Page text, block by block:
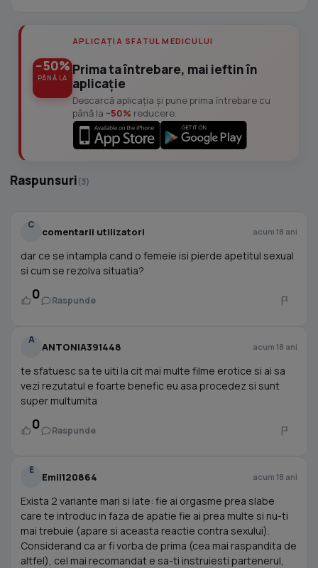
−50%
PÂNĂ LA
APLICAȚIA SFATUL MEDICULUI
Prima ta întrebare, mai ieftin în
aplicație
Descarcă aplicația și pune prima întrebare cu
până la −50% reducere.
Raspunsuri(3)
C
comentarii utilizatori acum 18 ani
dar ce se intampla cand o femeie isi pierde apetitul sexual
si cum se rezolva situatia?
0 Raspunde
A
ANTONIA391448 acum 18 ani
te sfatuesc sa te uiti la cit mai multe filme erotice si ai sa
vezi rezutatul e foarte benefic eu asa procedez si sunt
super multumita
0 Raspunde
E
Emil120864 acum 18 ani
Exista 2 variante mari si late: fie ai orgasme prea slabe
care te introduc in faza de apatie fie ai prea multe si nu-ti
mai trebuie (apare si aceasta reactie contra sexului).
Considerand ca ar fi vorba de prima (cea mai raspandita de
altfel), cel mai recomandat e sa-ti instruiesti partenerul,